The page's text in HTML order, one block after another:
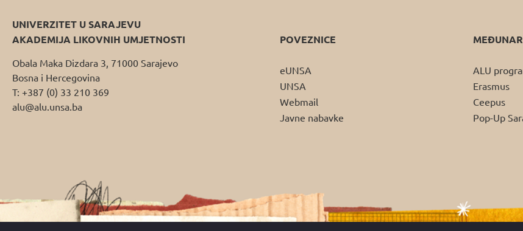
UNIVERZITET U SARAJEVU
AKADEMIJA LIKOVNIH UMJETNOSTI
Obala Maka Dizdara 3, 71000 Sarajevo
Bosna i Hercegovina
T: +387 (0) 33 210 369
alu@alu.unsa.ba
POVEZNICE
eUNSA
UNSA
Webmail
Javne nabavke
ALU
Erasmus
Ceepus
Pop-Up